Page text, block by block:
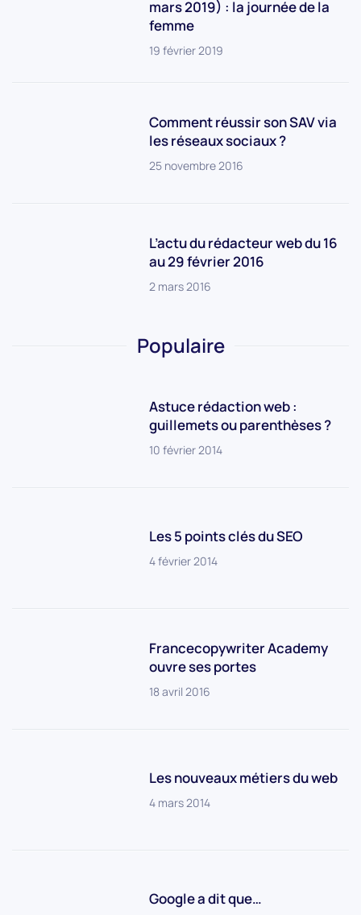
mars 2019) : la journée de la
femme
19 février 2019
Comment réussir son SAV via
les réseaux sociaux ?
25 novembre 2016
L’actu du rédacteur web du 16
au 29 février 2016
2 mars 2016
Populaire
Astuce rédaction web :
guillemets ou parenthèses ?
10 février 2014
Les 5 points clés du SEO
4 février 2014
Francecopywriter Academy
ouvre ses portes
18 avril 2016
Les nouveaux métiers du web
4 mars 2014
Google a dit que…